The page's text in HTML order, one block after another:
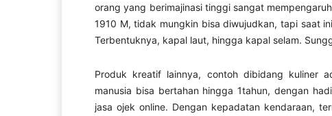
orang yang berimajinasi tinggi sangat
1910 M, tidak mungkin bisa diwujudkan, tapi saat
Terbentuknya, kapal laut, hingga kapal selam.
Produk kreatif lainnya, contoh dibidang kuliner
manusia bisa bertahan hingga 1tahun, dengan
jasa ojek online. Dengan kepadatan kendaraan,